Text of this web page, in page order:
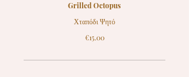
Grilled Octopus
Χταπόδι Ψητό
€15.00